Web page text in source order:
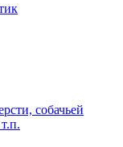
собачьей